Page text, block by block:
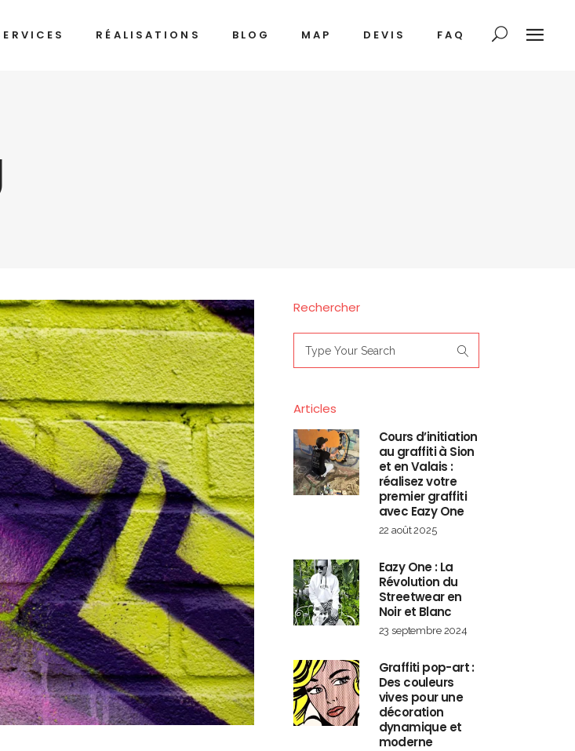
RÉALISATIONS BLOG MAP DEVIS FAQ
Rechercher
for:
Articles
Cours d’initiation
au graffiti à Sion
et en Valais :
réalisez votre
premier graffiti
avec Eazy One
22 août 2025
Eazy One : La
Révolution du
Streetwear en
Noir et Blanc
23 septembre 2024
Graffiti pop-art :
Des couleurs
vives pour une
décoration
dynamique et
moderne